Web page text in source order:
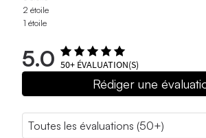
2 étoile
1 étoile
5.0 50+ ÉVALUATION(S)
Rédiger une